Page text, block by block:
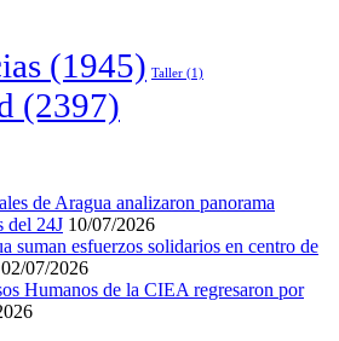
(1945) Taller (1)
(2397)
de Aragua analizaron panorama
del 24J 10/07/2026
suman esfuerzos solidarios en centro de
02/07/2026
Humanos de la CIEA regresaron por